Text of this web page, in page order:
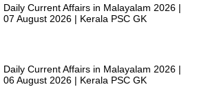
Daily Current Affairs in Malayalam 2026 |
07 August 2026 | Kerala PSC GK
Daily Current Affairs in Malayalam 2026 |
06 August 2026 | Kerala PSC GK